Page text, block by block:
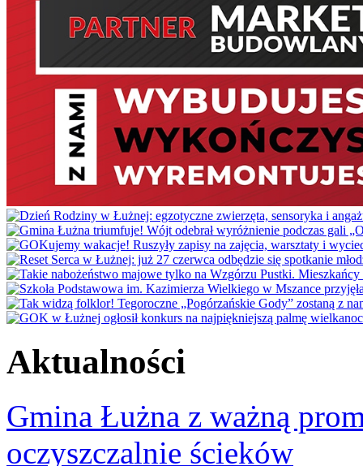
Aktualności
Gmina Łużna z ważną
oczyszczalnie ścieków